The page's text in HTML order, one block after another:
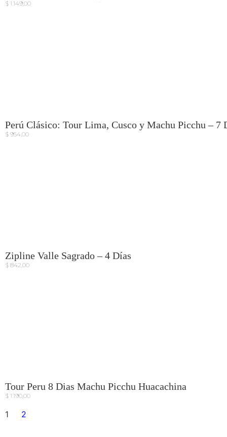
$ 1.149,00
Perú Clásico: Tour Lima, Cusco y Machu Picchu – 7
$ 954,00
Zipline Valle Sagrado – 4 Días
$ 842,00
Tour Peru 8 Dias Machu Picchu Huacachina
$ 1.190,00
1 2